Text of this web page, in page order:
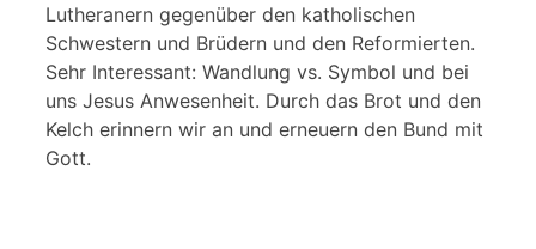
Lutheranern gegenüber den katholischen
Schwestern und Brüdern und den Reformierten.
Sehr Interessant: Wandlung vs. Symbol und bei
uns Jesus Anwesenheit. Durch das Brot und den
Kelch erinnern wir an und erneuern den Bund mit
Gott.